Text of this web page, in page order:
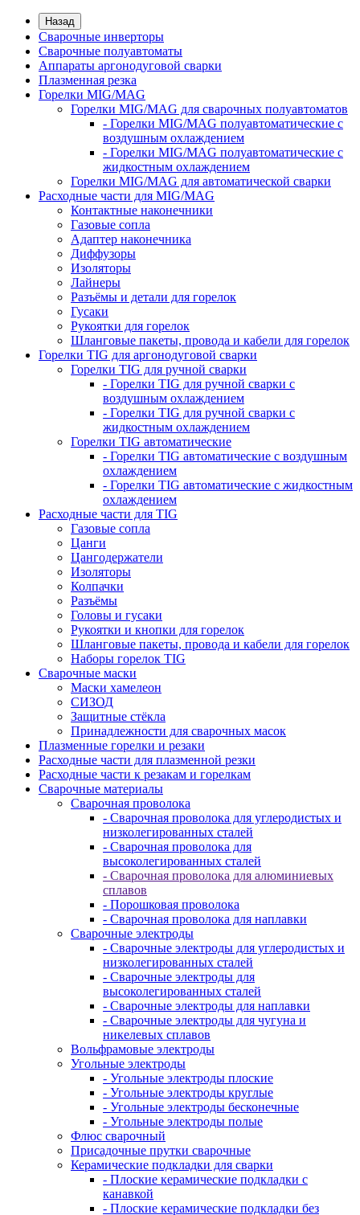
Назад
Сварочные инверторы
Сварочные полуавтоматы
Аппараты аргонодуговой сварки
Плазменная резка
Горелки MIG/MAG
Горелки MIG/MAG для сварочных полуавтоматов
- Горелки MIG/MAG полуавтоматические с
воздушным охлаждением
- Горелки MIG/MAG полуавтоматические с
жидкостным охлаждением
Горелки MIG/MAG для автоматической сварки
Расходные части для MIG/MAG
Контактные наконечники
Газовые сопла
Адаптер наконечника
Диффузоры
Изоляторы
Лайнеры
Разъёмы и детали для горелок
Гусаки
Рукоятки для горелок
Шланговые пакеты, провода и кабели для горелок
Горелки TIG для аргонодуговой сварки
Горелки TIG для ручной сварки
- Горелки TIG для ручной сварки с
воздушным охлаждением
- Горелки TIG для ручной сварки с
жидкостным охлаждением
Горелки TIG автоматические
- Горелки TIG автоматические с воздушным
охлаждением
- Горелки TIG автоматические с жидкостным
охлаждением
Расходные части для TIG
Газовые сопла
Цанги
Цангодержатели
Изоляторы
Колпачки
Разъёмы
Головы и гусаки
Рукоятки и кнопки для горелок
Шланговые пакеты, провода и кабели для горелок
Наборы горелок TIG
Сварочные маски
Маски хамелеон
СИЗОД
Защитные стёкла
Принадлежности для сварочных масок
Плазменные горелки и резаки
Расходные части для плазменной резки
Расходные части к резакам и горелкам
Сварочные материалы
Сварочная проволока
- Сварочная проволока для углеродистых и
низколегированных сталей
- Сварочная проволока для
высоколегированных сталей
- Сварочная проволока для алюминиевых
сплавов
- Порошковая проволока
- Сварочная проволока для наплавки
Сварочные электроды
- Сварочные электроды для углеродистых и
низколегированных сталей
- Сварочные электроды для
высоколегированных сталей
- Сварочные электроды для наплавки
- Сварочные электроды для чугуна и
никелевых сплавов
Вольфрамовые электроды
Угольные электроды
- Угольные электроды плоские
- Угольные электроды круглые
- Угольные электроды бесконечные
- Угольные электроды полые
Флюс сварочный
Присадочные прутки сварочные
Керамические подкладки для сварки
- Плоские керамические подкладки с
канавкой
- Плоские керамические подкладки без